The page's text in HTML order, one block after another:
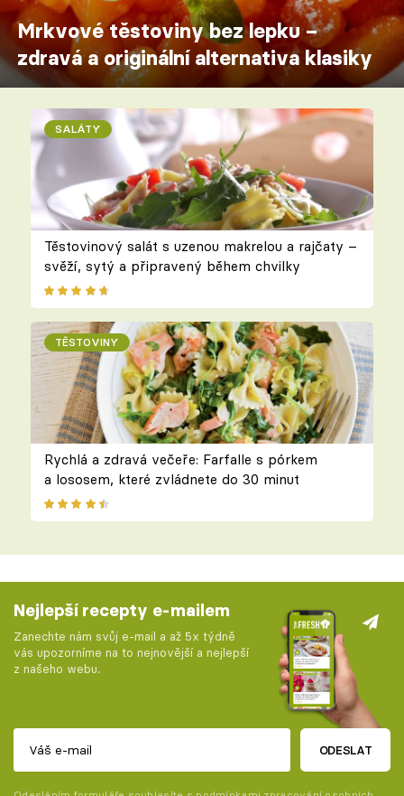
Mrkvové těstoviny bez lepku –
zdravá a originální alternativa klasiky
SALÁTY
Těstovinový salát s uzenou makrelou a rajčaty –
svěží, sytý a připravený během chvilky
TĚSTOVINY
Rychlá a zdravá večeře: Farfalle s pórkem
a lososem, které zvládnete do 30 minut
Nejlepší recepty e-mailem
Zanechte nám svůj e-mail a až 5x týdně
vás upozorníme na to nejnovější a nejlepší
z našeho webu.
ODESLAT